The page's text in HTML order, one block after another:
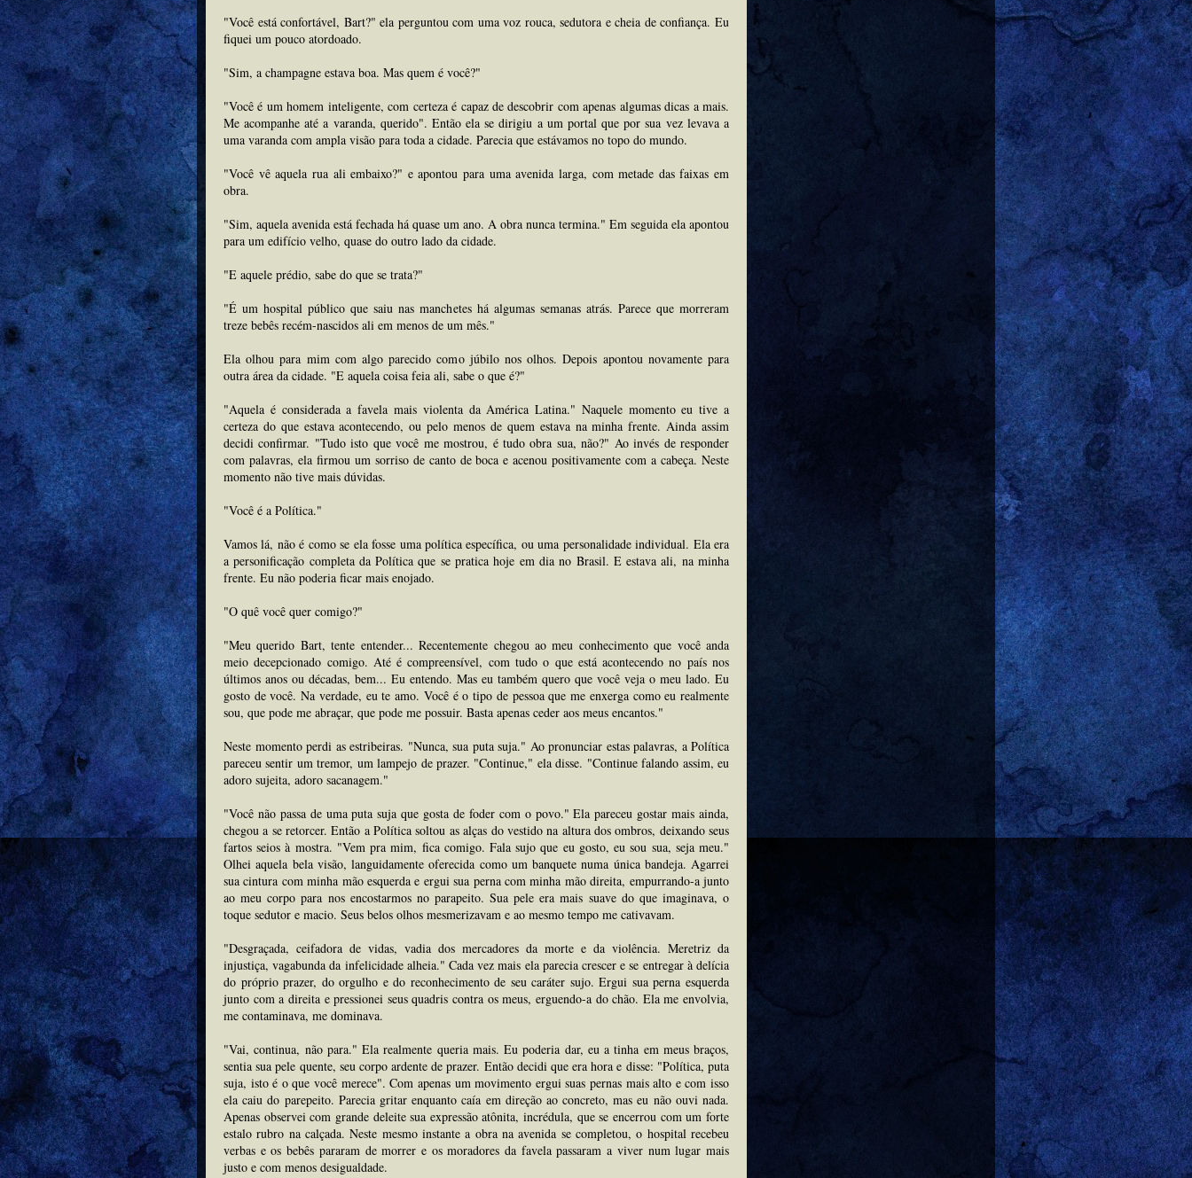
"Você está confortável, Bart?" ela perguntou com uma voz rouca, sedutora e cheia de confiança. Eu
fiquei um pouco atordoado.
"Sim, a champagne estava boa. Mas quem é você?"
"Você é um homem inteligente, com certeza é capaz de descobrir com apenas algumas dicas a mais.
Me acompanhe até a varanda, querido". Então ela se dirigiu a um portal que por sua vez levava a
uma varanda com ampla visão para toda a cidade. Parecia que estávamos no topo do mundo.
"Você vê aquela rua ali embaixo?" e apontou para uma avenida larga, com metade das faixas em
obra.
"Sim, aquela avenida está fechada há quase um ano. A obra nunca termina." Em seguida ela apontou
para um edifício velho, quase do outro lado da cidade.
"E aquele prédio, sabe do que se trata?"
"É um hospital público que saiu nas manchetes há algumas semanas atrás. Parece que morreram
treze bebês recém-nascidos ali em menos de um mês."
Ela olhou para mim com algo parecido como júbilo nos olhos. Depois apontou novamente para
outra área da cidade. "E aquela coisa feia ali, sabe o que é?"
"Aquela é considerada a favela mais violenta da América Latina." Naquele momento eu tive a
certeza do que estava acontecendo, ou pelo menos de quem estava na minha frente. Ainda assim
decidi confirmar. "Tudo isto que você me mostrou, é tudo obra sua, não?" Ao invés de responder
com palavras, ela firmou um sorriso de canto de boca e acenou positivamente com a cabeça. Neste
momento não tive mais dúvidas.
"Você é a Política."
Vamos lá, não é como se ela fosse uma política específica, ou uma personalidade individual. Ela era
a personificação completa da Política que se pratica hoje em dia no Brasil. E estava ali, na minha
frente. Eu não poderia ficar mais enojado.
"O quê você quer comigo?"
"Meu querido Bart, tente entender... Recentemente chegou ao meu conhecimento que você anda
meio decepcionado comigo. Até é compreensível, com tudo o que está acontecendo no país nos
últimos anos ou décadas, bem... Eu entendo. Mas eu também quero que você veja o meu lado. Eu
gosto de você. Na verdade, eu te amo. Você é o tipo de pessoa que me enxerga como eu realmente
sou, que pode me abraçar, que pode me possuir. Basta apenas ceder aos meus encantos."
Neste momento perdi as estribeiras. "Nunca, sua puta suja." Ao pronunciar estas palavras, a Política
pareceu sentir um tremor, um lampejo de prazer. "Continue," ela disse. "Continue falando assim, eu
adoro sujeita, adoro sacanagem."
"Você não passa de uma puta suja que gosta de foder com o povo." Ela pareceu gostar mais ainda,
chegou a se retorcer. Então a Política soltou as alças do vestido na altura dos ombros, deixando seus
fartos seios à mostra. "Vem pra mim, fica comigo. Fala sujo que eu gosto, eu sou sua, seja meu."
Olhei aquela bela visão, languidamente oferecida como um banquete numa única bandeja. Agarrei
sua cintura com minha mão esquerda e ergui sua perna com minha mão direita, empurrando-a junto
ao meu corpo para nos encostarmos no parapeito. Sua pele era mais suave do que imaginava, o
toque sedutor e macio. Seus belos olhos mesmerizavam e ao mesmo tempo me cativavam.
"Desgraçada, ceifadora de vidas, vadia dos mercadores da morte e da violência. Meretriz da
injustiça, vagabunda da infelicidade alheia." Cada vez mais ela parecia crescer e se entregar à delícia
do próprio prazer, do orgulho e do reconhecimento de seu caráter sujo. Ergui sua perna esquerda
junto com a direita e pressionei seus quadris contra os meus, erguendo-a do chão. Ela me envolvia,
me contaminava, me dominava.
"Vai, continua, não para." Ela realmente queria mais. Eu poderia dar, eu a tinha em meus braços,
sentia sua pele quente, seu corpo ardente de prazer. Então decidi que era hora e disse: "Política, puta
suja, isto é o que você merece". Com apenas um movimento ergui suas pernas mais alto e com isso
ela caiu do parepeito. Parecia gritar enquanto caía em direção ao concreto, mas eu não ouvi nada.
Apenas observei com grande deleite sua expressão atônita, incrédula, que se encerrou com um forte
estalo rubro na calçada. Neste mesmo instante a obra na avenida se completou, o hospital recebeu
verbas e os bebês pararam de morrer e os moradores da favela passaram a viver num lugar mais
justo e com menos desigualdade.